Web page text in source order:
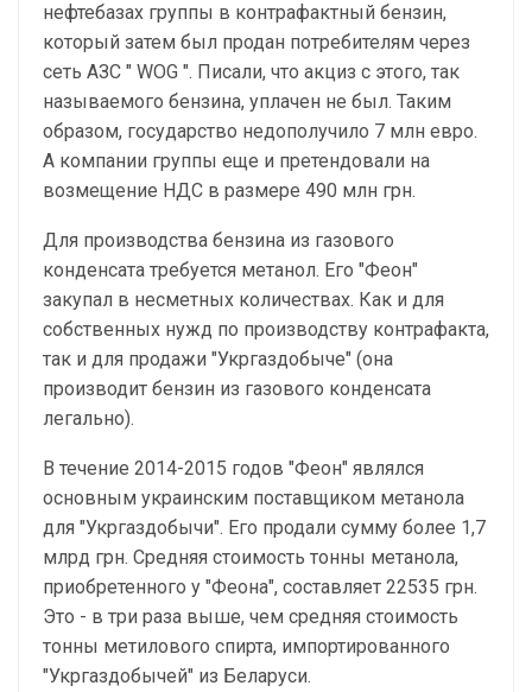
нефтебазах группы в контрафактный бензин,
который затем был продан потребителям через
сеть АЗС " WOG ". Писали, что акциз с этого, так
называемого бензина, уплачен не был. Таким
образом, государство недополучило 7 млн евро.
А компании группы еще и претендовали на
возмещение НДС в размере 490 млн грн.
Для производства бензина из газового
конденсата требуется метанол. Его "Феон"
закупал в несметных количествах. Как и для
собственных нужд по производству контрафакта,
так и для продажи "Укргаздобыче" (она
производит бензин из газового конденсата
легально).
В течение 2014-2015 годов "Феон" являлся
основным украинским поставщиком метанола
для "Укргаздобычи". Его продали сумму более 1,7
млрд грн. Средняя стоимость тонны метанола,
приобретенного у "Феона", составляет 22535 грн.
Это - в три раза выше, чем средняя стоимость
тонны метилового спирта, импортированного
"Укргаздобычей" из Беларуси.